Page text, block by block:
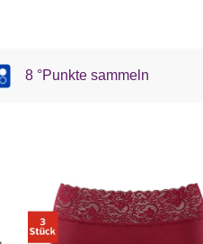
8 °Punkte sammeln